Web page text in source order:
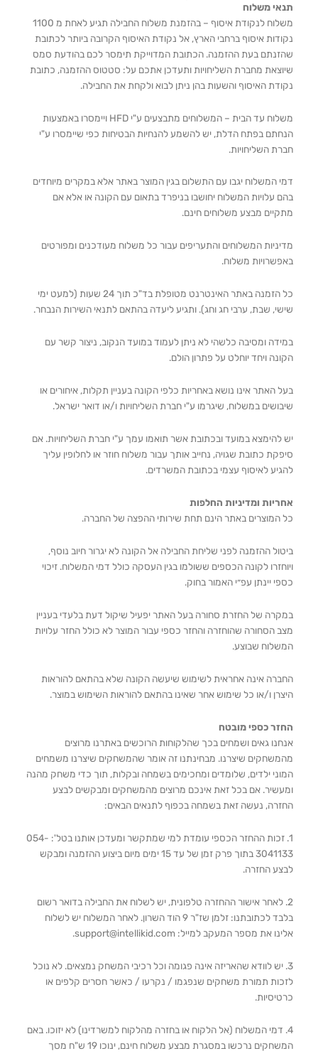
תנאי משלוח
משלוח לנקודת איסוף – בהזמנת משלוח החבילה תגיע לאחת מ 1100
נקודות איסוף ברחבי הארץ, אל נקודת האיסוף הקרובה ביותר לכתובת
שהזנתם בעת ההזמנה. הכתובת המדוייקת תימסר לכם בהודעת סמס
שיוצאת מחברת השליחויות ותעדכן אתכם על: סטטוס ההזמנה, כתובת
נקודת האיסוף והשעות בהן ניתן לבוא ולקחת את החבילה.
משלוח עד הבית – המשלוחים מתבצעים ע"י HFD ויימסרו באמצעות
הנחתם בפתח הדלת, יש להשמע להנחיות הבטיחות כפי שיימסרו ע"י
חברת השליחויות.
דמי המשלוח יגבו עם התשלום בגין המוצר באתר אלא במקרים מיוחדים
בהם עלויות המשלוח יחושבו בניפרד בתאום עם הקונה או אלא אם
מתקיים מבצע משלוחים חינם.
מדיניות המשלוחים והתעריפים עבור כל משלוח מעודכנים ומפורטים
באפשרויות משלוח.
כל הזמנה באתר האינטרנט מטופלת בד"כ תוך 24 שעות (למעט ימי
שישי, שבת, ערבי חג וחג). ותגיע ליעדה בהתאם לתנאי השירות הנבחר.
במידה ומסיבה כלשהי לא ניתן לעמוד במועד הנקוב, ניצור קשר עם
הקונה ויחד יוחלט על פתרון הולם.
בעל האתר אינו נושא באחריות כלפי הקונה בעניין תקלות, איחורים או
שיבושים במשלוח, שיגרמו ע"י חברת השליחויות ו/או דואר ישראל.
יש להימצא במועד ובכתובת אשר תואמו עמך ע"י חברת השליחויות. אם
סיפקת כתובת שגויה, נחייב אותך עבור משלוח חוזר או לחלופין עליך
להגיע לאיסוף עצמי בכתובת המשרדים.
אחריות ומדיניות החלפות
כל המוצרים באתר הינם תחת שירותי ההפצה של החברה.
ביטול ההזמנה לפני שליחת החבילה אל הקונה לא יגרור חיוב נוסף,
ויוחזרו לקונה הכספים ששולמו בגין העסקה כולל דמי המשלוח. זיכוי
כספי יינתן עפ״י האמור בחוק.
במקרה של החזרת סחורה בעל האתר יפעיל שיקול דעת בלעדי בעניין
מצב הסחורה שהוחזרה והחזר כספי עבור המוצר לא כולל החזר עלויות
המשלוח שבוצע.
החברה אינה אחראית לשימוש שיעשה הקונה שלא בהתאם להוראות
היצרן ו/או כל שימוש אחר שאינו בהתאם להוראות השימוש במוצר.
החזר כספי מובטח
אנחנו גאים ושמחים בכך שהלקוחות הרוכשים באתרנו מרוצים
מהמשחקים שיצרנו. מבחינתנו זה אומר שהמשחקים שיצרנו משמחים
המוני ילדים, שלומדים ומחכימים בשמחה ובקלות, תוך כדי משחק מהנה
ומעשיר. אם בכל זאת אינכם מרוצים מהמשחקים ומבקשים לבצע
החזרה, נעשה זאת בשמחה בכפוף לתנאים הבאים:
1. זכות ההחזר הכספי עומדת למי שמתקשר ומעדכן אותנו בטל': 054-
3041133 בתוך פרק זמן של עד 15 ימים מיום ביצוע ההזמנה ומבקש
לבצע החזרה.
2. לאחר אישור ההחזרה טלפונית, יש לשלוח את החבילה בדואר רשום
בלבד לכתובתנו: זלמן שז"ר 9 הוד השרון. לאחר המשלוח יש לשלוח
אלינו את מספר המעקב למייל: support@intellikid.com.
3. יש לוודא שהאריזה אינה פגומה וכל רכיבי המשחק נמצאים. לא נוכל
לזכות תמורת משחקים שנפגמו / נקרעו / כאשר חסרים קלפים או
כרטיסיות.
4. דמי המשלוח (אל הלקוח או בחזרה מהלקוח למשרדינו) לא יזוכו. באם
המשחקים נרכשו במסגרת מבצע משלוח חינם, ינוכו 19 ש"ח מסך